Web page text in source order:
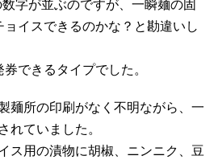
字が並ぶのですが、一瞬麺の固
イスできるのかな？と勘違いし
できるタイプでした。
麺所の印刷がなく不明ながら、一
れていました。
ス用の漬物に胡椒、ニンニク、豆